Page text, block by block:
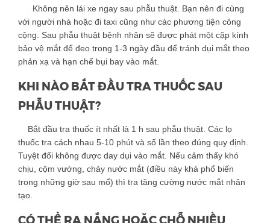
Không nên lái xe ngay sau phẫu thuật. Bạn nên đi cùng
với người nhà hoặc đi taxi cũng như các phương tiện công
cộng. Sau phẫu thuật bệnh nhân sẽ được phát một cặp kính
bảo vệ mắt để đeo trong 1-3 ngày đầu để tránh dụi mắt theo
phản xạ và hạn chế bụi bay vào mắt.
KHI NÀO BẮT ĐẦU TRA THUỐC SAU
PHẪU THUẬT?
Bắt đầu tra thuốc ít nhất là 1 h sau phẫu thuật. Các lọ
thuốc tra cách nhau 5-10 phút và số lần theo đúng quy định.
Tuyệt đối không được day dụi vào mắt. Nếu cảm thấy khó
chịu, cộm vướng, chảy nước mắt (điều này khá phổ biến
trong những giờ sau mổ) thì tra tăng cường nước mắt nhân
tạo.